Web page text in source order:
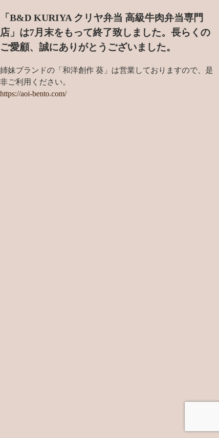
「B&D KURIYA クリヤ弁当 高級牛肉弁当専門
店」は7月末をもって終了致しました。 長らくの
ご愛顧、誠にありがとうございました。
姉妹ブランドの「和洋創作 葵」は営業しておりますので、是
非ご利用ください。
https://aoi-bento.com/